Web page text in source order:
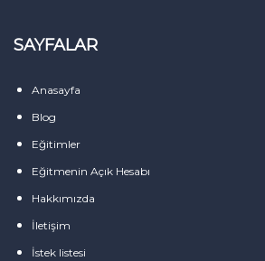
SAYFALAR
Anasayfa
Blog
Eğitimler
Eğitmenin Açık Hesabı
Hakkımızda
İletişim
İstek listesi